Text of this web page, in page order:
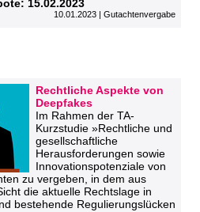
15.02.2023
10.01.2023 | Gutachtenvergabe
Rechtliche Aspekte von
Deepfakes
Im Rahmen der TA-
Kurzstudie »Rechtliche und
gesellschaftliche
Herausforderungen sowie
Innovationspotenziale von
zu vergeben, in dem aus
die aktuelle Rechtslage in
bestehende Regulierungslücken